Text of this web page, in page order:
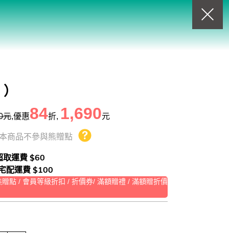
購物車0商品
回上一頁
元,優惠84折, 1,690元
本商品不參與熊贈點 熊贈點回饋辦法
取運費 $60
配運費 $100
點 / 會員等級折扣 / 折價券/ 滿額贈禮 / 滿額贈折價